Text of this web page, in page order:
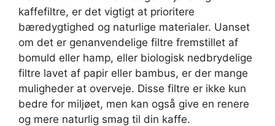
kaffefiltre, er det vigtigt at prioritere
bæredygtighed og naturlige materialer. Uanset
om det er genanvendelige filtre fremstillet af
bomuld eller hamp, eller biologisk nedbrydelige
filtre lavet af papir eller bambus, er der mange
muligheder at overveje. Disse filtre er ikke kun
bedre for miljøet, men kan også give en renere
og mere naturlig smag til din kaffe.